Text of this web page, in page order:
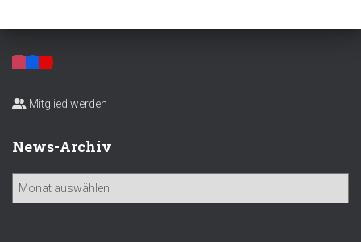
Mitglied werden
News-Archiv
s